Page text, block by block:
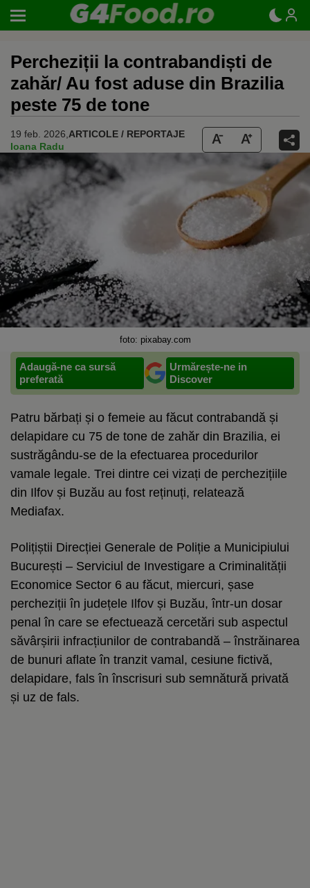
Percheziții la contrabandiști de
zahăr/ Au fost aduse din Brazilia
peste 75 de tone
19 feb. 2026, ARTICOLE / REPORTAJE
Ioana Radu
foto: pixabay.com
Adaugă-ne ca sursă
preferată
Urmărește-ne in
Discover
Patru bărbați și o femeie au făcut contrabandă și
delapidare cu 75 de tone de zahăr din Brazilia, ei
sustrăgându-se de la efectuarea procedurilor
vamale legale. Trei dintre cei vizați de perchezițiile
din Ilfov și Buzău au fost reținuți, relatează
Mediafax.
Polițiștii Direcției Generale de Poliție a Municipiului
București – Serviciul de Investigare a Criminalității
Economice Sector 6 au făcut, miercuri, șase
percheziții în județele Ilfov și Buzău, într-un dosar
penal în care se efectuează cercetări sub aspectul
săvârșirii infracțiunilor de contrabandă – înstrăinarea
de bunuri aflate în tranzit vamal, cesiune fictivă,
delapidare, fals în înscrisuri sub semnătură privată
și uz de fals.